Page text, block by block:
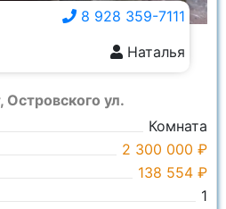
Островского ул.
Комната
2 300 000 ₽
138 554 ₽
1
8 928 359-7111
Наталья